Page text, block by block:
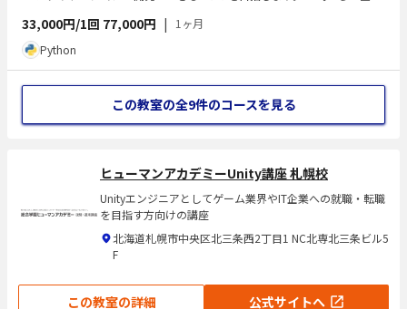
プリケーションはPythonのWEBフレームワークであるDjangoを用いて学
んでいきます。バージョン管理でGit,GitHub。本番環境としてAzureを用
います。
33,000円/1回 77,000円 |
1ヶ月
Python
この教室の全9件のコースを見る
ヒューマンアカデミーUnity講座 札幌校
Unityエンジニアとしてゲーム業界やIT企業への就職・転職
を目指す方向けの講座
北海道札幌市中央区北三条西2丁目1 NC北専北三条ビル5
F
この教室の詳細 公式サイトへ